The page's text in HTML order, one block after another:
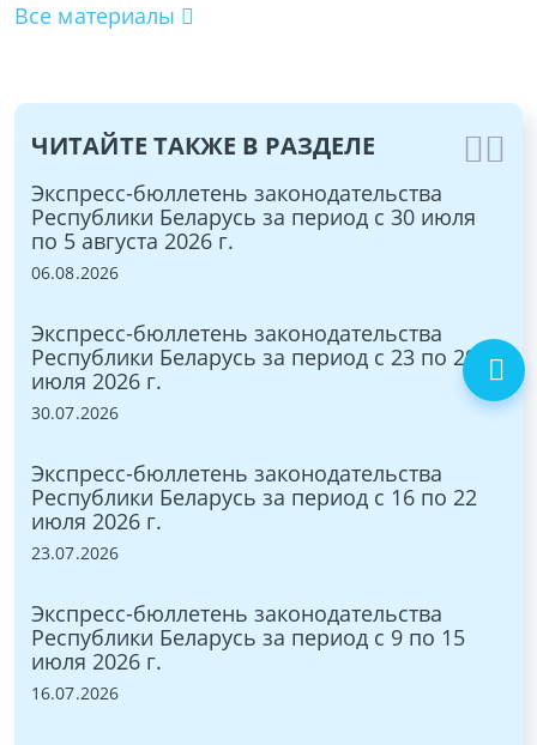
Все материалы
ЧИТАЙТЕ ТАКЖЕ В РАЗДЕЛЕ
Экспресс-бюллетень законодательства
Республики Беларусь за период с 30 июля
по 5 августа 2026 г.
06.08.2026
Экспресс-бюллетень законодательства
Республики Беларусь за период с 23 по 29
июля 2026 г.
30.07.2026
Экспресс-бюллетень законодательства
Республики Беларусь за период с 16 по 22
июля 2026 г.
23.07.2026
Экспресс-бюллетень законодательства
Республики Беларусь за период с 9 по 15
июля 2026 г.
16.07.2026